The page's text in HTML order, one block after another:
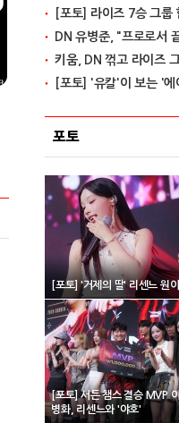
[포토] 라이즈 7승 그룹
DN 유병준, "프로로서
키움, DN 꺾고 라이즈
[포토] '유칼'이 보는 '
포토
[포토] '거제의 딸' 리센느 원이
[포토] 서든 챔스 결승 MVP
병화, 리센느와 '야호'